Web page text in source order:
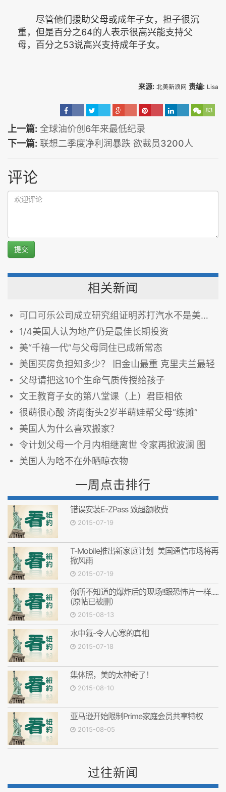
尽管他们援助父母或成年子女，担子很沉
重，但是百分之64的人表示很高兴能支持父
母，百分之53说高兴支持成年子女。
来源: 北美新浪网 责编: Lisa
83
上一篇: 全球油价创6年来最低纪录
下一篇: 联想二季度净利润暴跌 欲裁员3200人
评论
提交
相关新闻
可口可乐公司成立研究组证明苏打汽水不是美国人肥胖元凶
1/4美国人认为地产仍是最佳长期投资
美“千禧一代”与父母同住已成新常态
美国买房负担知多少？ 旧金山最重 克里夫兰最轻
父母请把这10个生命气质传授给孩子
文王教育子女的第八堂课（上）君臣相依
很萌很心酸 济南街头2岁半萌娃帮父母“练摊”
美国人为什么喜欢搬家？
令计划父母一个月内相继离世 令家再掀波澜 图
美国人为啥不在外晒晾衣物
一周点击排行
错误安装E-ZPass 致超额收费
2015-07-19
T-Mobile推出新家庭计划 美国通信市场将再
掀风雨
2015-07-19
你所不知道的爆炸后的现场!!跟恐怖片一样.....
(原帖已被删）
2015-08-13
水中氟-令人心寒的真相
2015-07-18
集体照，美的太神奇了！
2015-08-10
亚马逊开始限制Prime家庭会员共享特权
2015-08-05
过往新闻